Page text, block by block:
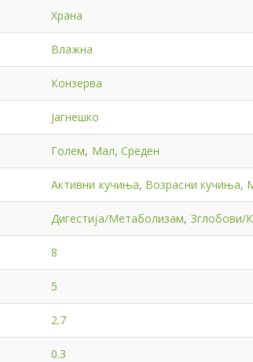
Храна
Влажна
Конзерва
Јагнешко
Голем, Мал, Среден
Активни кучиња, Возрасни кучиња,
Дигестија/Метаболизам, Зглобови/
8
5
2.7
0.3